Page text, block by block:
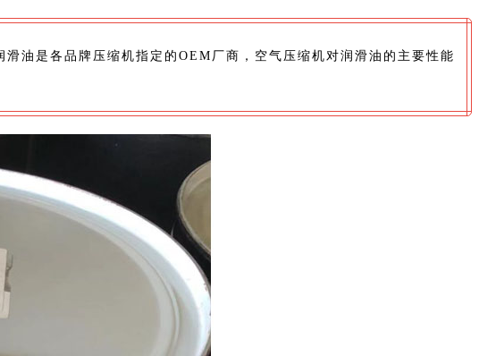
油是各品牌压缩机指定的OEM厂商，空气压缩机对润滑油的主要性能